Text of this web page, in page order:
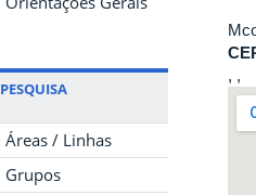
PESQUISA
Áreas / Linhas
Grupos
, ,